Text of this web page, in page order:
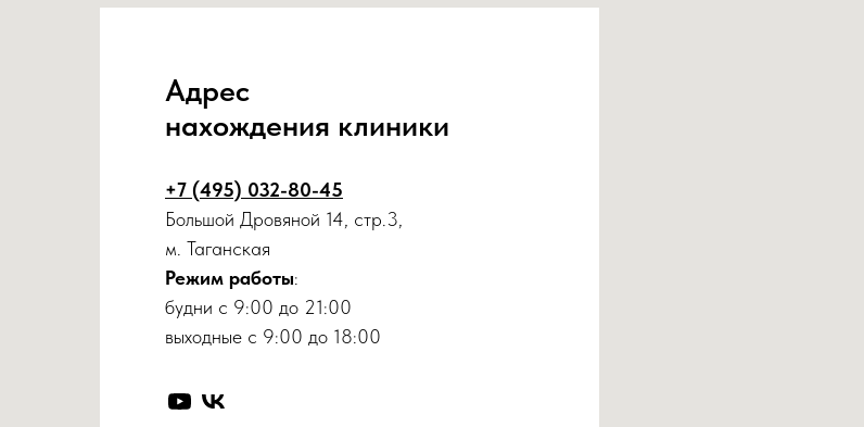
Адрес
нахождения клиники
+7 (495) 032-80-45
Большой Дровяной 14, стр.3,
м. Таганская
Режим работы:
будни с 9:00 до 21:00
выходные с 9:00 до 18:00